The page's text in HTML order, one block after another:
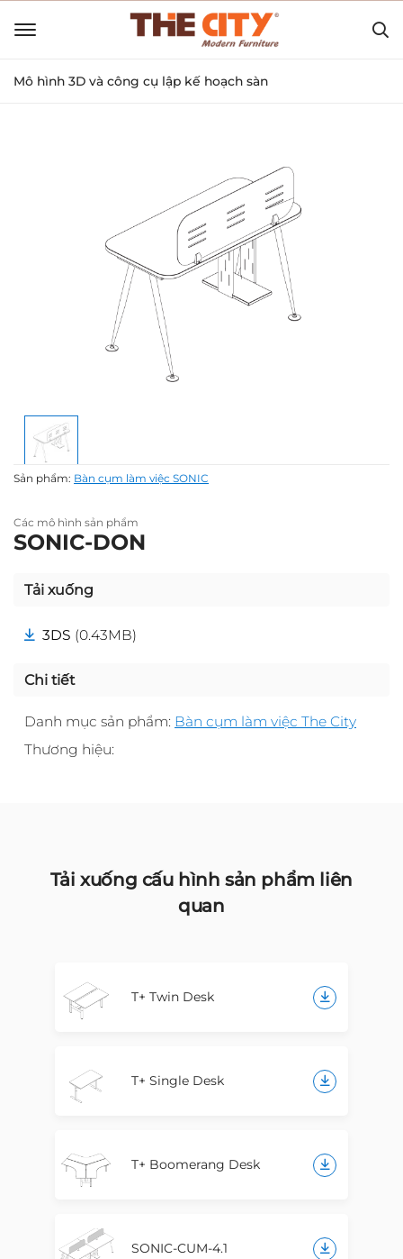
Mô hình 3D và công cụ lập kế hoạch sàn
Sản phẩm: Bàn cụm làm việc SONIC
Các mô hình sản phẩm
SONIC-DON
Tải xuống
3DS (0.43MB)
Chi tiết
Danh mục sản phẩm: Bàn cụm làm việc The City
Thương hiệu:
Tải xuống cấu hình sản phẩm liên
quan
T+ Twin Desk
T+ Single Desk
T+ Boomerang Desk
SONIC-CUM-4.1